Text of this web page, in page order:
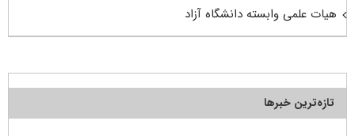
هیات علمی وابسته دانشگاه آزاد
تازه‌ترین خبرها